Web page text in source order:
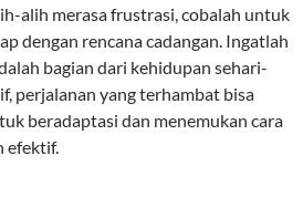
alih merasa frustrasi, cobalah untuk
dengan rencana cadangan. Ingatlah
bagian dari kehidupan sehari-
perjalanan yang terhambat bisa
beradaptasi dan menemukan cara
efektif.